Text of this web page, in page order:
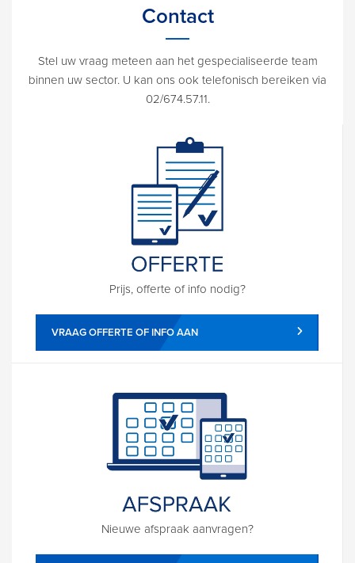
Contact
Stel uw vraag meteen aan het gespecialiseerde team
binnen uw sector. U kan ons ook telefonisch bereiken via
02/674.57.11.
Prijs, offerte of info nodig?
VRAAG OFFERTE OF INFO AAN
Nieuwe afspraak aanvragen?